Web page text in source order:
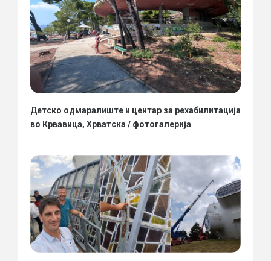
Детско одмаралиште и центар за рехабилитација
во Крвавица, Хрватска / фотогалерија